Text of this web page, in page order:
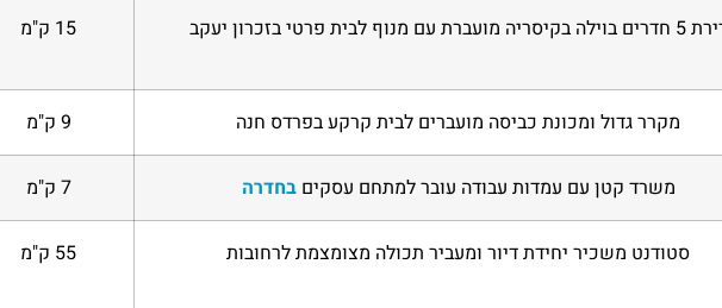
בקיסריה מועברת עם מנוף לבית פרטי בזכרון יעקב 15 ק"מ
מקרר גדול ומכונת כביסה מועברים לבית קרקע בפרדס חנה 9 ק"מ
משרד קטן עם עמדות עבודה עובר למתחם עסקיםבחדרה 7 ק"מ
סטודנט משכיר יחידת דיור ומעביר תכולה מצומצמת לרחובות 55 ק"מ